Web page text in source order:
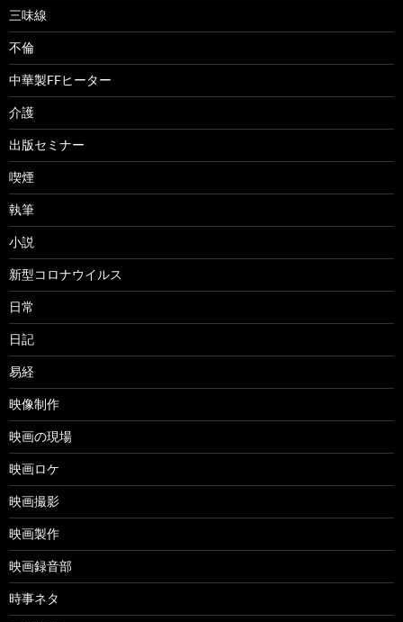
三味線
不倫
中華製FFヒーター
介護
出版セミナー
喫煙
執筆
小説
新型コロナウイルス
日常
日記
易経
映像制作
映画の現場
映画ロケ
映画撮影
映画製作
映画録音部
時事ネタ